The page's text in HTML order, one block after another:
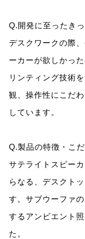
Q.開発に至ったき
デスクワークの際
ーカーが欲しかっ
リンティング技術
観、操作性にこだ
しています。
Q.製品の特徴・こ
サテライトスピー
らなる、デスクト
す。サブウーファ
するアンビエント
た。